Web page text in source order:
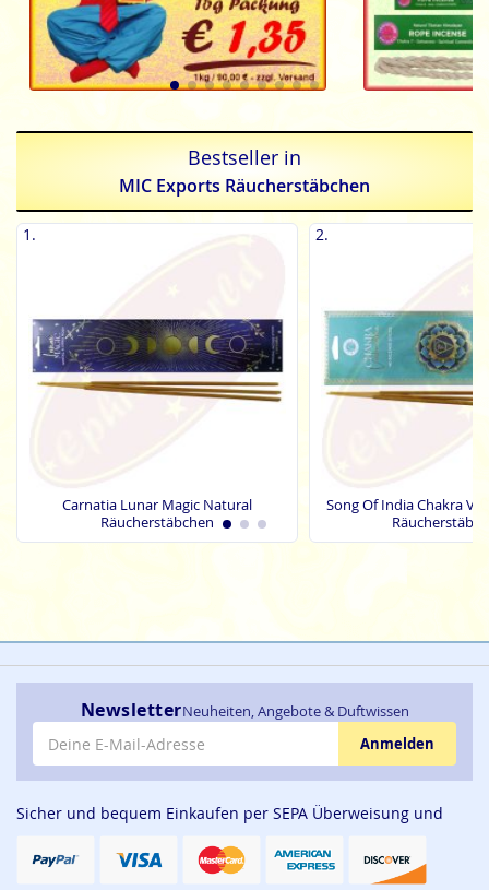
Bestseller in
MIC Exports Räucherstäbchen
1.
Carnatia Lunar Magic Natural
Räucherstäbchen
2.
Song Of India Chakra
NewsletterNeuheiten, Angebote & Duftwissen
Anmelden
Sicher und bequem Einkaufen per SEPA Überweisung und